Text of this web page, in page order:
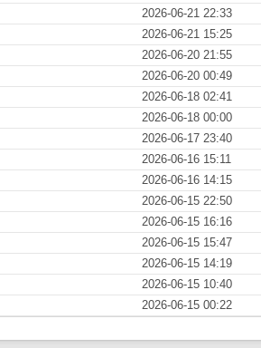
2026-06-21 22:33
2026-06-21 15:25
2026-06-20 21:55
2026-06-20 00:49
2026-06-18 02:41
2026-06-18 00:00
2026-06-17 23:40
2026-06-16 15:11
2026-06-16 14:15
2026-06-15 22:50
2026-06-15 16:16
2026-06-15 15:47
2026-06-15 14:19
2026-06-15 10:40
2026-06-15 00:22